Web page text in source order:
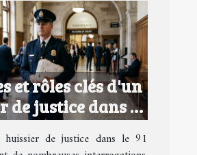
et rôles clés d'un
de justice dans le
91
de justice dans le 91